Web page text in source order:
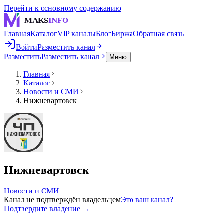
Перейти к основному содержанию
MAKSINFO
ГлавнаяКаталогVIP каналыБлогБиржаОбратная связь
ВойтиРазместить канал
РазместитьРазместить канал Меню
Главная
Каталог
Новости и СМИ
Нижневартовск
Нижневартовск
Новости и СМИ
Канал не подтверждён владельцемЭто ваш канал?
Подтвердите владение →